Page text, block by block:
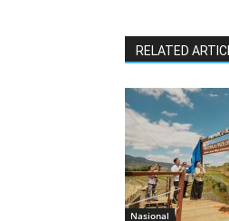
RELATED
Nasional